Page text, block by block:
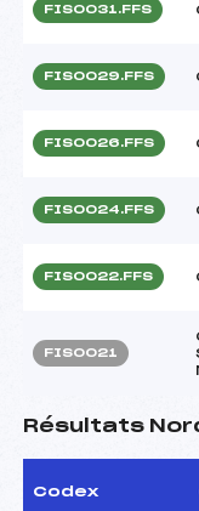
FIS0031.FFS
FIS0029.FFS
FIS0026.FFS
FIS0024.FFS
FIS0022.FFS
FIS0021
Résultats
Codex